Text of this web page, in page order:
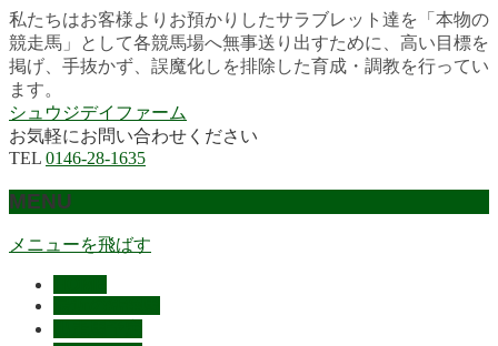
私たちはお客様よりお預かりしたサラブレット達を「本物の
競走馬」として各競馬場へ無事送り出すために、高い目標を
掲げ、手抜かず、誤魔化しを排除した育成・調教を行ってい
ます。
シュウジデイファーム
お気軽にお問い合わせください
TEL 0146-28-1635
MENU
メニューを飛ばす